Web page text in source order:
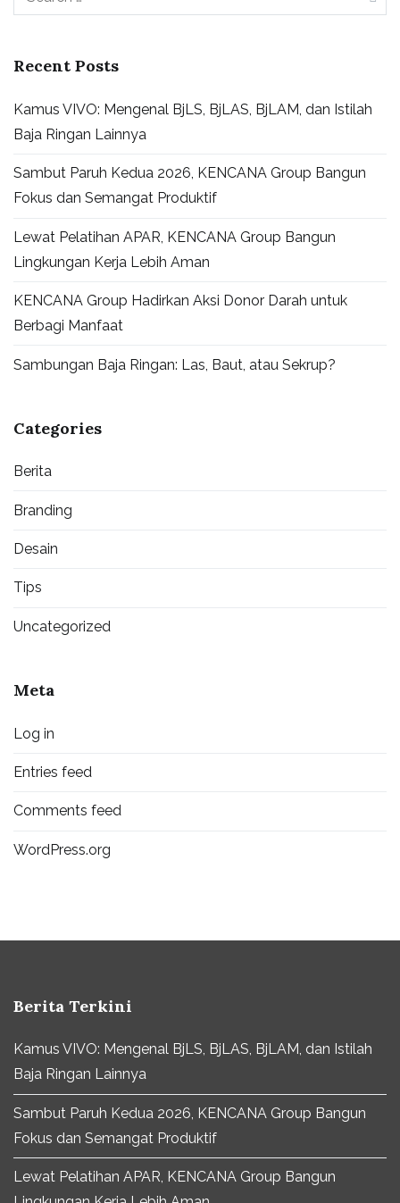
for:
Recent Posts
Kamus VIVO: Mengenal BjLS, BjLAS, BjLAM, dan Istilah
Baja Ringan Lainnya
Sambut Paruh Kedua 2026, KENCANA Group Bangun
Fokus dan Semangat Produktif
Lewat Pelatihan APAR, KENCANA Group Bangun
Lingkungan Kerja Lebih Aman
KENCANA Group Hadirkan Aksi Donor Darah untuk
Berbagi Manfaat
Sambungan Baja Ringan: Las, Baut, atau Sekrup?
Categories
Berita
Branding
Desain
Tips
Uncategorized
Meta
Log in
Entries feed
Comments feed
WordPress.org
Berita Terkini
Kamus VIVO: Mengenal BjLS, BjLAS, BjLAM, dan Istilah
Baja Ringan Lainnya
Sambut Paruh Kedua 2026, KENCANA Group Bangun
Fokus dan Semangat Produktif
Lewat Pelatihan APAR, KENCANA Group Bangun